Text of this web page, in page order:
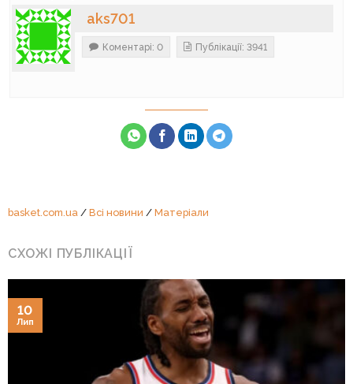
aks701
Коментарі: 0 Публікації: 3941
basket.com.ua / Всі новини / Матеріали
СХОЖІ ПУБЛІКАЦІЇ
10
Лип